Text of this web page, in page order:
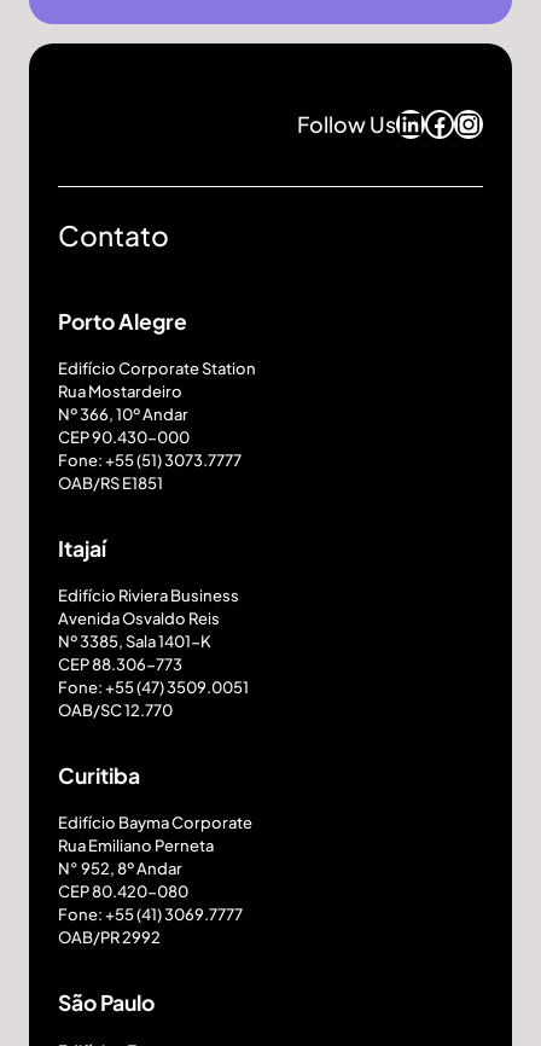
Follow UsLinkedIn
Contato
Porto Alegre
Edifício Corporate Station
Rua Mostardeiro
Nº 366, 10º Andar
CEP 90.430-000
Fone: +55 (51) 3073.7777
OAB/RS E1851
Itajaí
Edifício Riviera Business
Avenida Osvaldo Reis
Nº 3385, Sala 1401-K
CEP 88.306-773
Fone: +55 (47) 3509.0051
OAB/SC 12.770
Curitiba
Edifício Bayma Corporate
Rua Emiliano Perneta
N° 952, 8º Andar
CEP 80.420-080
Fone: +55 (41) 3069.7777
OAB/PR 2992
São Paulo